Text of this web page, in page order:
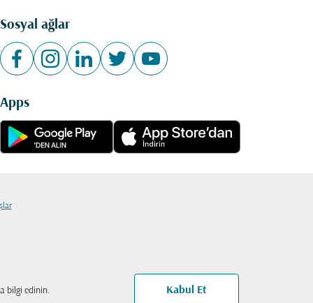
bilgi edinin. Kabul Et
Sosyal ağlar
Apps